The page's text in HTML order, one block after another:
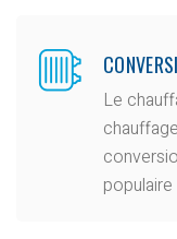
Le
populaire